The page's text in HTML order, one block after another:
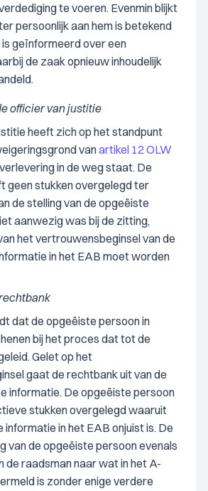
te voeren. Evenmin blijkt
persoonlijk aan hem is betekend
is geïnformeerd over een
de zaak opnieuw inhoudelijk
officier van justitie
heeft zich op het standpunt
vanartikel 12 OLW
in de weg staat. De
geen stukken overgelegd ter
de stelling van de opgeëiste
aanwezig was bij de zitting,
het vertrouwensbeginsel van de
in het EAB moet worden
dat de opgeëiste persoon in
bij het proces dat tot de
Gelet op het
gaat de rechtbank uit van de
informatie. De opgeëiste persoon
stukken overgelegd waaruit
informatie in het EAB onjuist is. De
van de opgeëiste persoon evenals
de raadsman naar wat in het A-
is zonder enige verdere